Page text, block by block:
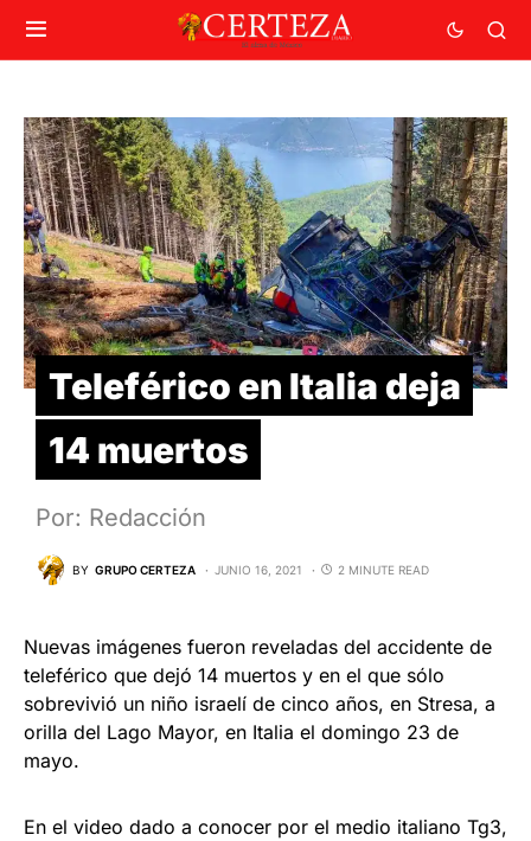
Teleférico en Italia deja
14 muertos
Por: Redacción
BY GRUPO CERTEZA JUNIO 16, 2021 2 MINUTE READ
Nuevas imágenes fueron reveladas del accidente de
teleférico que dejó 14 muertos y en el que sólo
sobrevivió un niño israelí de cinco años, en Stresa, a
orilla del Lago Mayor, en Italia el domingo 23 de
mayo.
En el video dado a conocer por el medio italiano Tg3,